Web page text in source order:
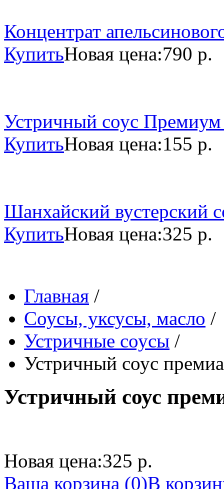
Концентрат
КупитьНовая цена:790 р.
Устричный соус
КупитьНовая цена:155 р.
Шанхайский вустерский
КупитьНовая цена:325 р.
Главная /
Соусы, уксусы, масло /
Устричные соусы /
Устричный соус
Устричный соус
Новая цена:325 р.
Ваша корзина (0)В